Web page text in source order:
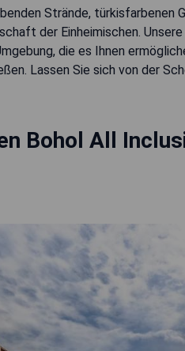
Strände, türkisfarbenen
der Einheimischen.
die es Ihnen
Lassen Sie sich von der
Bohol All